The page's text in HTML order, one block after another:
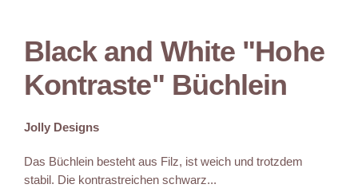
Black and White "Hohe
Kontraste" Büchlein
Jolly Designs
Das Büchlein besteht aus Filz, ist weich und trotzdem
stabil. Die kontrastreichen schwarz...